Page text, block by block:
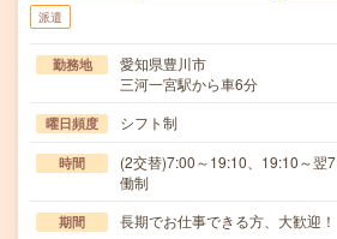
派遣
勤務地
愛知県豊川市
三河一宮駅から車6分
曜日頻度 シフト制
時間
(2交替)7:00～19:10、19:10～
働制
期間 長期でお仕事できる方、大歓迎！